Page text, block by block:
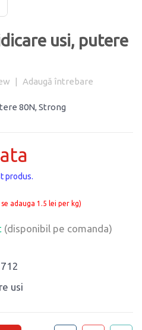
usi, putere
| Adaugă întrebare
80N, Strong
produs.
adauga 1.5 lei per kg)
(disponibil pe comanda)
usi